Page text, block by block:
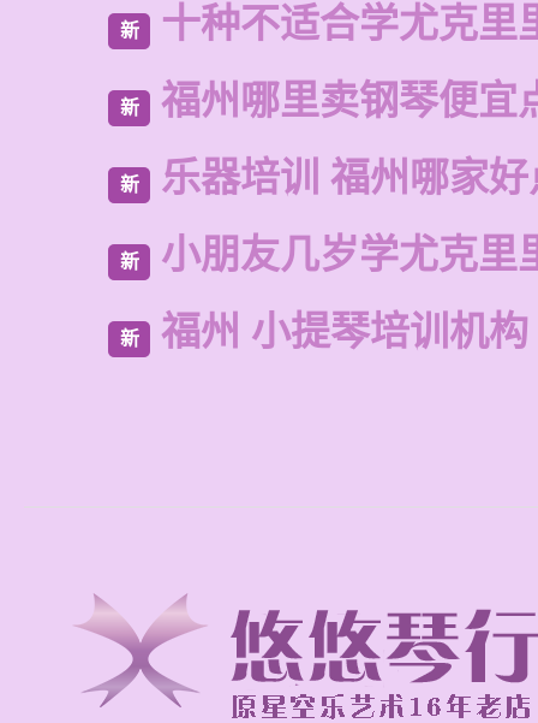
新 十种不适合学尤克里
新 福州哪里卖钢琴便宜
新 乐器培训 福州哪家好
新 小朋友几岁学尤克里
新 福州 小提琴培训机构